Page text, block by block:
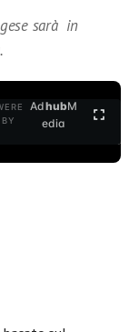
sarà in
AdhubM
edia